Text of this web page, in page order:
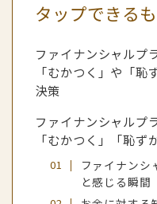
タップできる
ファイナンシャルプ
「むかつく」や「
決策
ファイナンシャルプ
「むかつく」「恥ず
ファイナンシ
と感じる瞬間